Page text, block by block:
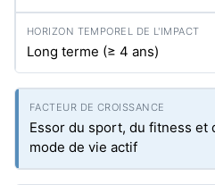
Long terme (≥ 4 ans)
Essor du sport, du fitness et
mode de vie actif